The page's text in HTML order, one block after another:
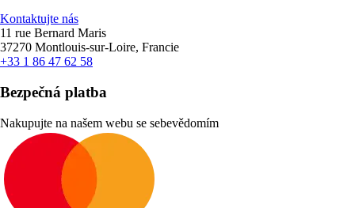
Kontaktujte nás
11 rue Bernard Maris
37270 Montlouis-sur-Loire, Francie
+33 1 86 47 62 58
Bezpečná platba
Nakupujte na našem webu se sebevědomím